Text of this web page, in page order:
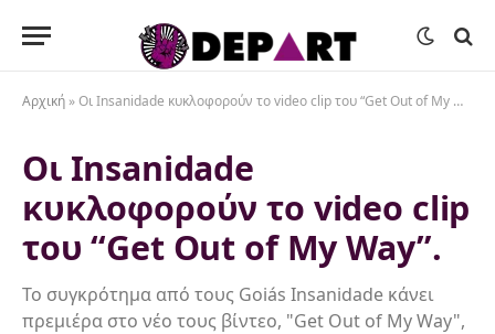
Αρχική »Οι Insanidade κυκλοφορούν το video clip του “Get Out of My Way”.
Οι Insanidade
κυκλοφορούν το video clip
του “Get Out of My Way”.
Το συγκρότημα από τους Goiás Insanidade κάνει
πρεμιέρα στο νέο τους βίντεο, "Get Out of My Way",